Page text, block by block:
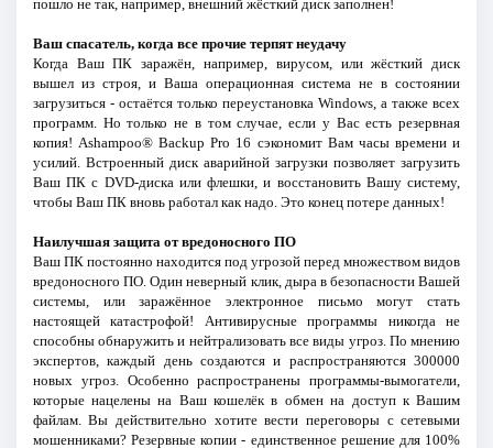
пошло не так, например, внешний жёсткий диск заполнен!
Ваш спасатель, когда все прочие терпят неудачу
Когда Ваш ПК заражён, например, вирусом, или жёсткий диск
вышел из строя, и Ваша операционная система не в состоянии
загрузиться - остаётся только переустановка Windows, а также всех
программ. Но только не в том случае, если у Вас есть резервная
копия! Ashampoo® Backup Pro 16 сэкономит Вам часы времени и
усилий. Встроенный диск аварийной загрузки позволяет загрузить
Ваш ПК с DVD-диска или флешки, и восстановить Вашу систему,
чтобы Ваш ПК вновь работал как надо. Это конец потере данных!
Наилучшая защита от вредоносного ПО
Ваш ПК постоянно находится под угрозой перед множеством видов
вредоносного ПО. Один неверный клик, дыра в безопасности Вашей
системы, или заражённое электронное письмо могут стать
настоящей катастрофой! Антивирусные программы никогда не
способны обнаружить и нейтрализовать все виды угроз. По мнению
экспертов, каждый день создаются и распространяются 300000
новых угроз. Особенно распространены программы-вымогатели,
которые нацелены на Ваш кошелёк в обмен на доступ к Вашим
файлам. Вы действительно хотите вести переговоры с сетевыми
мошенниками? Резервные копии - единственное решение для 100%